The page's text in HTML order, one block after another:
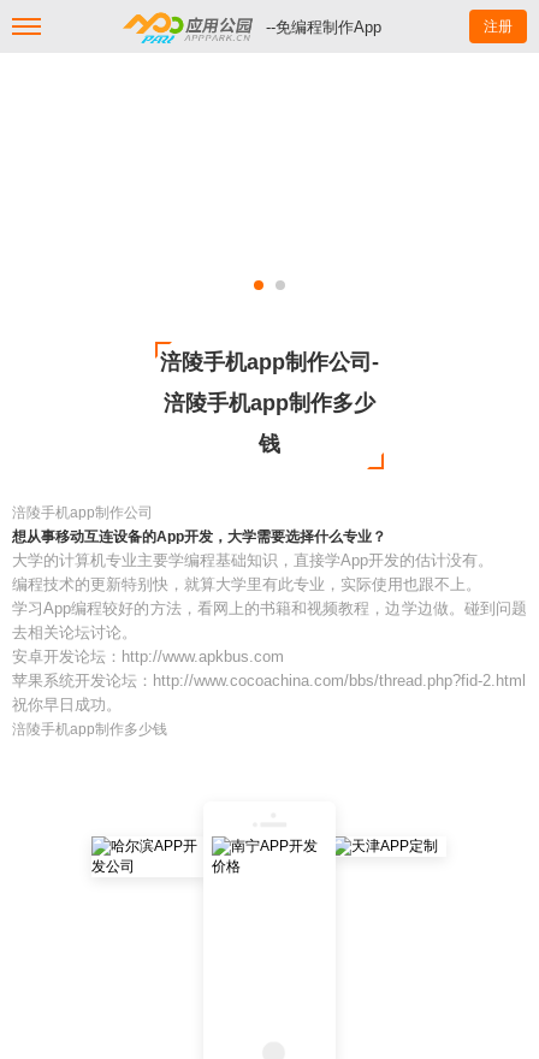
--免编程制作App 注册
涪陵手机app制作公司-
涪陵手机app制作多少
钱
涪陵手机app制作公司
想从事移动互连设备的App开发，大学需要选择什么专业？
大学的计算机专业主要学编程基础知识，直接学App开发的估计没有。
编程技术的更新特别快，就算大学里有此专业，实际使用也跟不上。
学习App编程较好的方法，看网上的书籍和视频教程，边学边做。碰到问题
去相关论坛讨论。
安卓开发论坛：http://www.apkbus.com
苹果系统开发论坛：http://www.cocoachina.com/bbs/thread.php?fid-2.html
祝你早日成功。
涪陵手机app制作多少钱